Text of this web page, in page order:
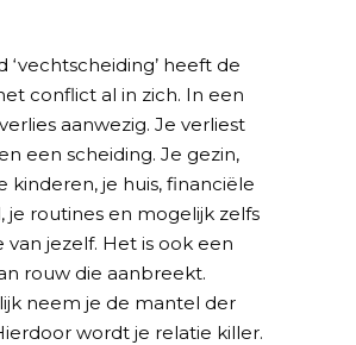
‘vechtscheiding’ heeft de
conflict al in zich. In een
aanwezig. Je verliest
een scheiding. Je gezin,
kinderen, je huis, financiële
je routines en mogelijk zelfs
van jezelf. Het is ook een
rouw die aanbreekt.
neem je de mantel der
wordt je relatie killer.